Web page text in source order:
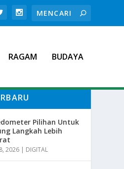
RAGAM BUDAYA
Pilihan Untuk
Langkah Lebih
2026 | DIGITAL